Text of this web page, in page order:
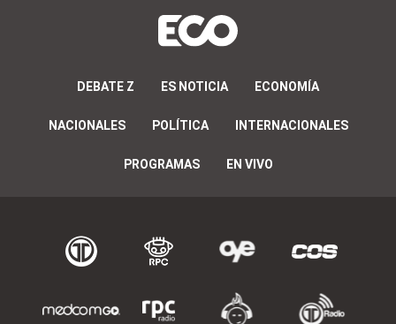
DEBATE Z ES NOTICIA ECONOMÍA
NACIONALES POLÍTICA INTERNACIONALES
PROGRAMAS EN VIVO